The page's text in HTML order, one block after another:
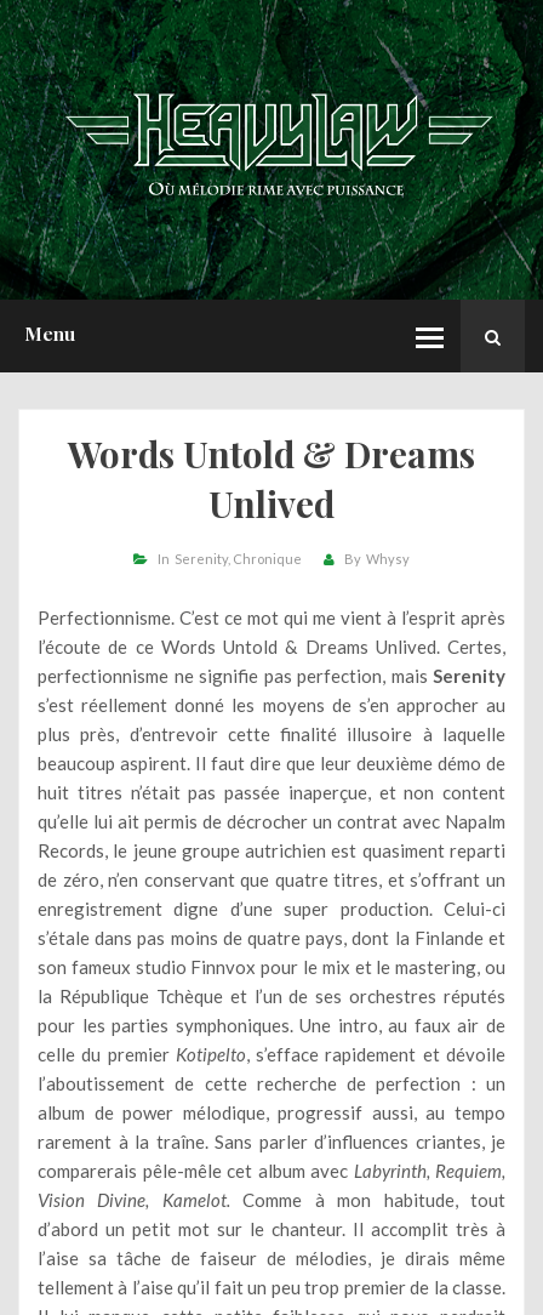
Menu
ACCUEIL
NEWS
CHRONIQUES
INTERVIEWS
REPORTS
A PROPOS
Words Untold & Dreams
Unlived
In Serenity Chronique By Whysy
Perfectionnisme. C’est ce mot qui me vient à l’esprit après
l’écoute de ce Words Untold & Dreams Unlived. Certes,
perfectionnisme ne signifie pas perfection, mais Serenity
s’est réellement donné les moyens de s’en approcher au
plus près, d’entrevoir cette finalité illusoire à laquelle
beaucoup aspirent. Il faut dire que leur deuxième démo de
huit titres n’était pas passée inaperçue, et non content
qu’elle lui ait permis de décrocher un contrat avec Napalm
Records, le jeune groupe autrichien est quasiment reparti
de zéro, n’en conservant que quatre titres, et s’offrant un
enregistrement digne d’une super production. Celui-ci
s’étale dans pas moins de quatre pays, dont la Finlande et
son fameux studio Finnvox pour le mix et le mastering, ou
la République Tchèque et l’un de ses orchestres réputés
pour les parties symphoniques. Une intro, au faux air de
celle du premier Kotipelto, s’efface rapidement et dévoile
l’aboutissement de cette recherche de perfection : un
album de power mélodique, progressif aussi, au tempo
rarement à la traîne. Sans parler d’influences criantes, je
comparerais pêle-mêle cet album avec Labyrinth, Requiem,
Vision Divine, Kamelot.Comme à mon habitude, tout
d’abord un petit mot sur le chanteur. Il accomplit très à
l’aise sa tâche de faiseur de mélodies, je dirais même
tellement à l’aise qu’il fait un peu trop premier de la classe.